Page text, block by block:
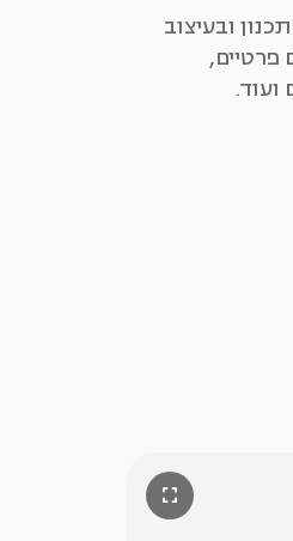
ובעיצוב
פרטיים,
ועוד.